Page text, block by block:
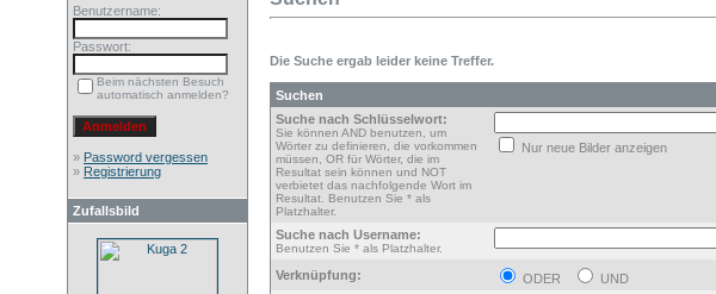
Benutzername:
Passwort:
Beim nächsten Besuch
automatisch anmelden?
» Password vergessen
» Registrierung
Zufallsbild
Die Suche ergab leider keine Treffer.
Suchen
Suche nach Schlüsselwort:
Sie können AND benutzen, um
Wörter zu definieren, die vorkommen
müssen, OR für Wörter, die im
Resultat sein können und NOT
verbietet das nachfolgende Wort im
Resultat. Benutzen Sie * als
Platzhalter.
Nur neue Bilder anzeigen
Suche nach Username:
Benutzen Sie * als Platzhalter.
Verknüpfung: ODER
UND